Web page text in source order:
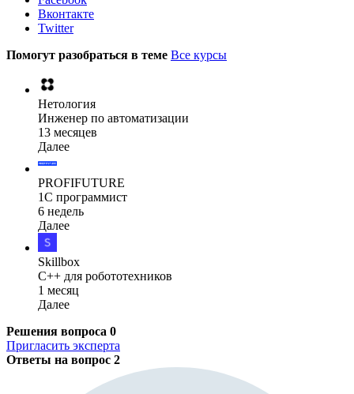
Вконтакте
Twitter
Помогут разобраться в теме Все курсы
Нетология
Инженер по автоматизации
13 месяцев
Далее
PROFIFUTURE
1С программист
6 недель
Далее
Skillbox
C++ для робототехников
1 месяц
Далее
Решения вопроса 0
Пригласить эксперта
Ответы на вопрос 2